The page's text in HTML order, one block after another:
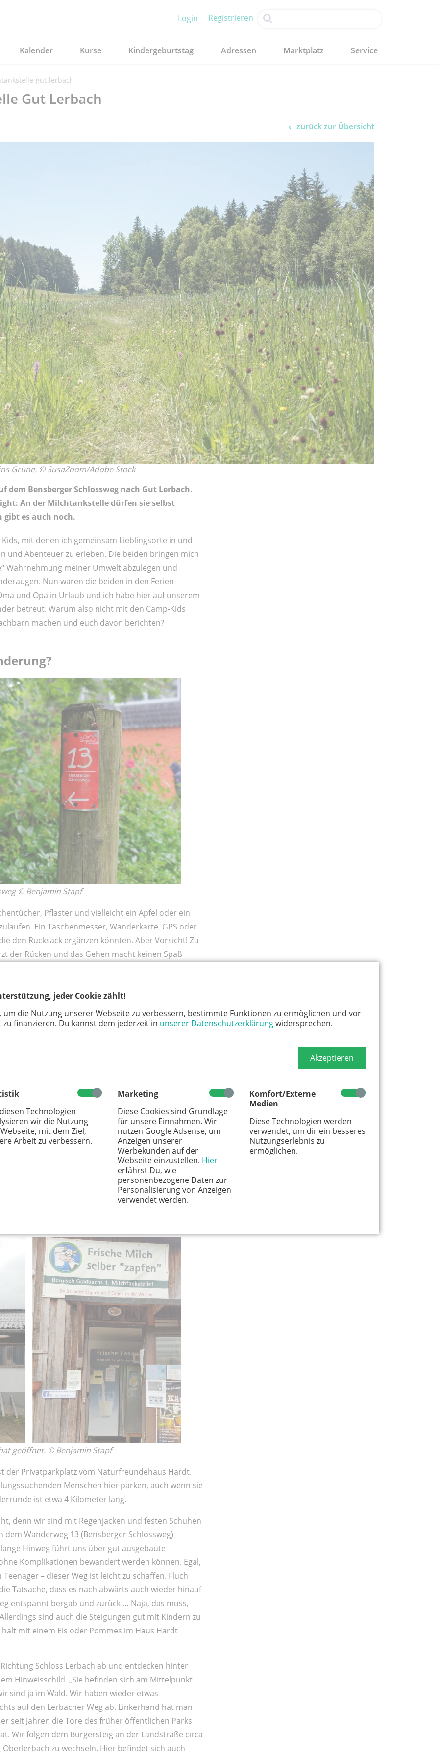
jeder Cookie zählt!
um die Nutzung unserer Webseite zu verbessern, bestimmte Funktionen zu ermöglichen und vor
finanzieren. Du kannst dem jederzeit in unserer Datenschutzerklärungwidersprechen.
Akzeptieren
Technologien
wir die Nutzung
mit dem Ziel,
Arbeit zu verbessern.
Marketing
Diese Cookies sind Grundlage
für unsere Einnahmen. Wir
nutzen Google Adsense, um
Anzeigen unserer
Werbekunden auf der
Webseite einzustellen. Hier
erfährst Du, wie
personenbezogene Daten zur
Personalisierung von Anzeigen
verwendet werden.
Komfort/Externe
Medien
Diese Technologien werden
verwendet, um dir ein besseres
Nutzungserlebnis zu
ermöglichen.
Login Registrieren
Kalender Kurse Kindergeburtstag Adressen Marktplatz Service
gut-lerbach
Gut Lerbach
zurück zur Übersicht
Grüne. © SusaZoom/Adobe Stock
Bensberger Schlossweg nach Gut Lerbach.
An der Milchtankstelle dürfen sie selbst
gibt es auch noch.
mit denen ich gemeinsam Lieblingsorte in und
und Abenteuer zu erleben. Die beiden bringen mich
Wahrnehmung meiner Umwelt abzulegen und
Nun waren die beiden in den Ferien
und Opa in Urlaub und ich habe hier auf unserem
betreut. Warum also nicht mit den Camp-Kids
machen und euch davon berichten?
© Benjamin Stapf
Pflaster und vielleicht ein Apfel oder ein
Ein Taschenmesser, Wanderkarte, GPS oder
den Rucksack ergänzen könnten. Aber Vorsicht! Zu
der Rücken und das Gehen macht keinen Spaß
als 25 Prozent des eigenen Körpergewichtes tragen.
noch leere Flaschen mit, um uns mit
wir später im Camp eine Art Bratkäse her, der
kann man auch an der Milchtankstelle erwerben.
Naturfreundehaus und Schloss Lerbach am
der erste Landwirt Bergisch Gladbachs mit einer 24-
Kuhmilch an einem Automaten erwerben. Je
Münzen in den Schlitz geworfen und wird eine
den „Milchknopf“ gedrückt wird, läuft die Milch in
das Geld an der Anzeige weniger wird – quasi wie
kaum einen Erwachsenen), das nicht von dieser
und gekühlt. Ansonsten bleibt sie
Die Milch ist als Rohmilch ausgezeichnet und darf
Es bleibt jedem selber überlassen, die Milch roh zu
geöffnet. © Benjamin Stapf
der Privatparkplatz vom Naturfreundehaus Hardt.
Menschen hier parken, auch wenn sie
ist etwa 4 Kilometer lang.
denn wir sind mit Regenjacken und festen Schuhen
Wanderweg 13 (Bensberger Schlossweg)
Hinweg führt uns über gut ausgebaute
Komplikationen bewandert werden können. Egal,
– dieser Weg ist leicht zu schaffen. Fluch
Tatsache, dass es nach abwärts auch wieder hinauf
entspannt bergab und zurück … Naja, das muss,
sind auch die Steigungen gut mit Kindern zu
mit einem Eis oder Pommes im Haus Hardt
Schloss Lerbach ab und entdecken hinter
Hinweisschild. „Sie befinden sich am Mittelpunkt
sind ja im Wald. Wir haben wieder etwas
auf den Lerbacher Weg ab. Linkerhand hat man
seit Jahren die Tore des früher öffentlichen Parks
Wir folgen dem Bürgersteig an der Landstraße circa
zu wechseln. Hier befindet sich auch